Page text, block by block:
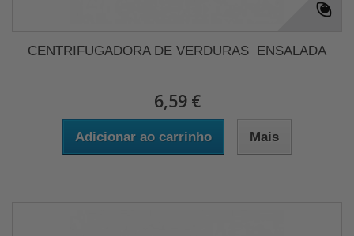
CENTRIFUGADORA DE VERDURAS  ENSALADA
6,59 €
Adicionar ao carrinho Mais